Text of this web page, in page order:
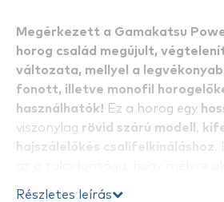
Megérkezett a Gamakatsu
horog család megújult,
változata, mellyel a
fonott, illetve monofil
használhatók! Ez a horog egy
viszonylag rövid szárú modell ,
hajszálelőkés csalifelkínáláshoz
Részletes leírás